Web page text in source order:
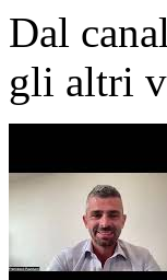
Dal
gli altri